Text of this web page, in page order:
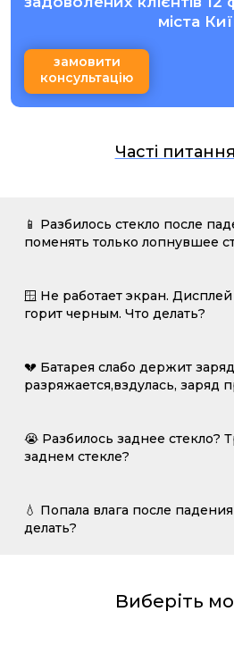
міста
замовити
консультацію
Часті питання
📱 Разбилось стекло после
поменять только лопнувшее
🪟 Не работает экран.
горит черным. Что делать?
💔 Батарея слабо держит
разряжается,вздулась, заряд
😭 Разбилось заднее стекло?
заднем стекле?
💧 Попала влага после
делать?
Виберіть